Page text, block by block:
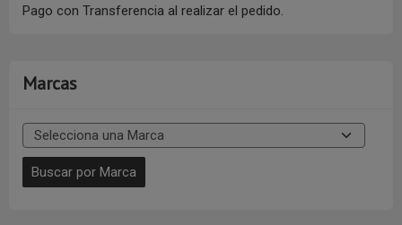
Pago con Transferencia al realizar el pedido.
Marcas